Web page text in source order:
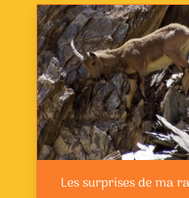
Les surprises de ma